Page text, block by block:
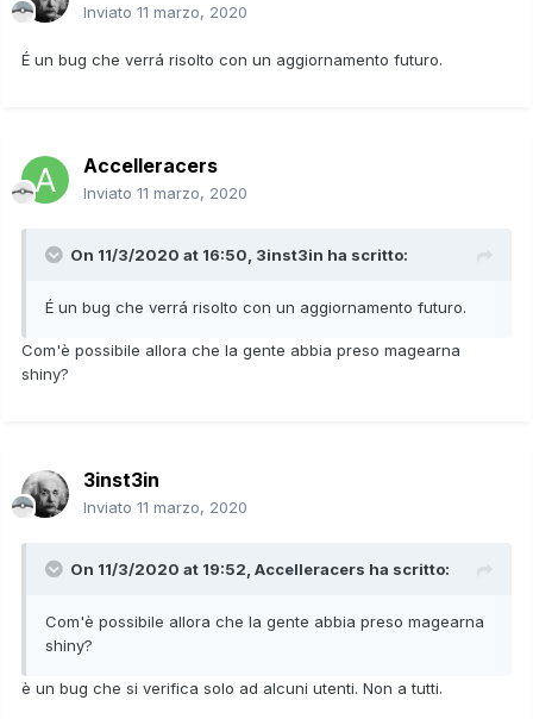
Inviato 11 marzo, 2020
É un bug che verrá risolto con un aggiornamento futuro.
Accelleracers
Inviato 11 marzo, 2020
On 11/3/2020 at 16:50, 3inst3in ha scritto:
É un bug che verrá risolto con un aggiornamento futuro.
Com'è possibile allora che la gente abbia preso magearna
shiny?
3inst3in
Inviato 11 marzo, 2020
On 11/3/2020 at 19:52, Accelleracers ha scritto:
Com'è possibile allora che la gente abbia preso magearna
shiny?
è un bug che si verifica solo ad alcuni utenti. Non a tutti.